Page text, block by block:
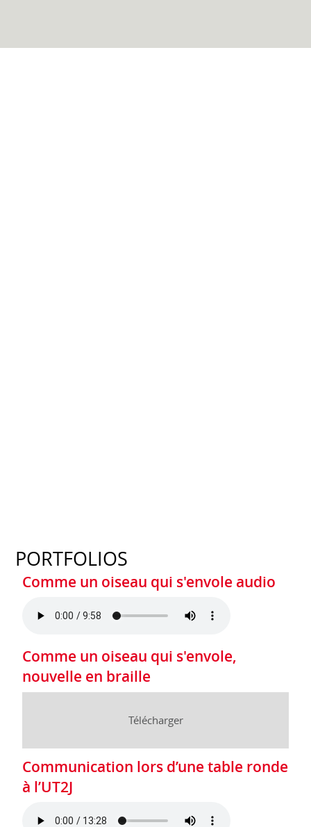
PORTFOLIOS
Comme un oiseau qui s'envole audio
Comme un oiseau qui s'envole,
nouvelle en braille
Télécharger
Communication lors d’une table ronde
à l’UT2J